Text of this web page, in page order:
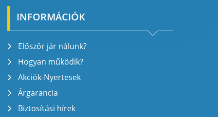
INFORMÁCIÓK
Először jár nálunk?
Hogyan működik?
Akciók-Nyertesek
Árgarancia
Biztosítási hírek